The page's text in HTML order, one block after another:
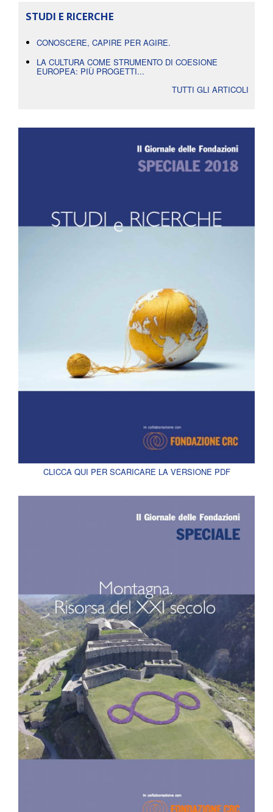
STUDI E RICERCHE
CONOSCERE, CAPIRE PER AGIRE.
LA CULTURA COME STRUMENTO DI COESIONE
EUROPEA: PIÙ PROGETTI...
TUTTI GLI ARTICOLI
CLICCA QUI PER SCARICARE LA VERSIONE PDF